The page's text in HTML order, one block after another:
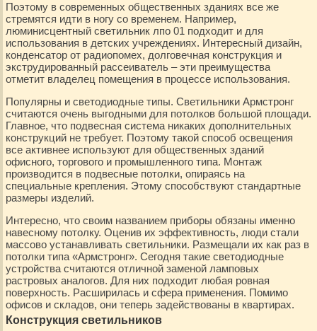
Поэтому в современных общественных зданиях все же
стремятся идти в ногу со временем. Например,
люминисцентный светильник лпо 01 подходит и для
использования в детских учреждениях. Интересный дизайн,
конденсатор от радиопомех, долговечная конструкция и
экструдированный рассеиватель – эти преимущества
отметит владелец помещения в процессе использования.
Популярны и светодиодные типы. Светильники Армстронг
считаются очень выгодными для потолков большой площади.
Главное, что подвесная система никаких дополнительных
конструкций не требует. Поэтому такой способ освещения
все активнее используют для общественных зданий
офисного, торгового и промышленного типа. Монтаж
производится в подвесные потолки, опираясь на
специальные крепления. Этому способствуют стандартные
размеры изделий.
Интересно, что своим названием приборы обязаны именно
навесному потолку. Оценив их эффективность, люди стали
массово устанавливать светильники. Размещали их как раз в
потолки типа «Армстронг». Сегодня такие светодиодные
устройства считаются отличной заменой ламповых
растровых аналогов. Для них подходит любая ровная
поверхность. Расширилась и сфера применения. Помимо
офисов и складов, они теперь задействованы в квартирах.
Конструкция светильников